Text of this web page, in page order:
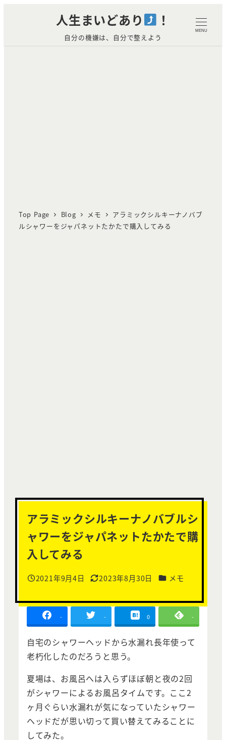
人生まいどあり ！
自分の機嫌は、自分で整えよう
MENU
Top Page Blog メモ
アラミックシルキーナノバブ
ルシャワーをジャパネットたかたで購入してみる
アラミックシルキーナノバブルシ
ャワーをジャパネットたかたで購
入してみる
投稿日
2021年9月4日
更新日
2023年8月30日 カテゴリー
メモ
- - 0 -
自宅のシャワーヘッドから水漏れ長年使って
老朽化したのだろうと思う。
夏場は、お風呂へは入らずほぼ朝と夜の2回
がシャワーによるお風呂タイムです。ここ2
ヶ月ぐらい水漏れが気になっていたシャワー
ヘッドだが思い切って買い替えてみることに
してみた。